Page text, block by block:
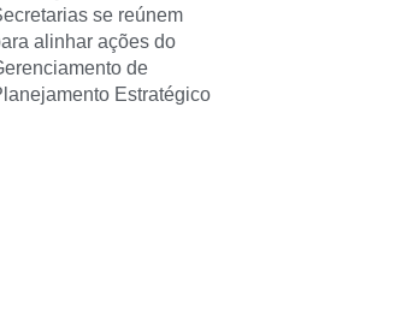
se reúnem
alinhar ações do
de
Estratégico